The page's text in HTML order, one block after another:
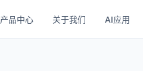
产品中心 关于我们 AI应用